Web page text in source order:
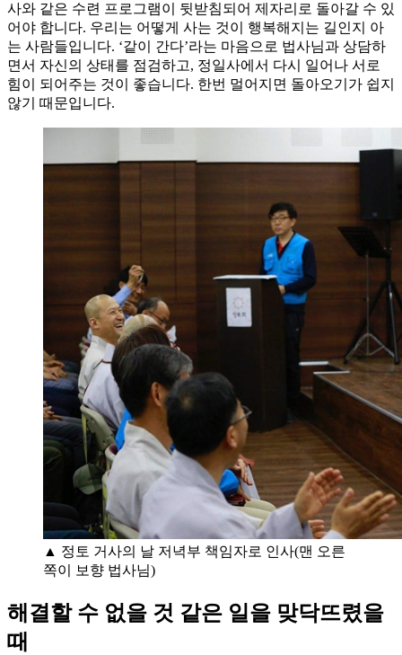
사와 같은 수련 프로그램이 뒷받침되어 제자리로 돌아갈 수 있
어야 합니다. 우리는 어떻게 사는 것이 행복해지는 길인지 아
는 사람들입니다. ‘같이 간다’라는 마음으로 법사님과 상담하
면서 자신의 상태를 점검하고, 정일사에서 다시 일어나 서로
힘이 되어주는 것이 좋습니다. 한번 멀어지면 돌아오기가 쉽지
않기 때문입니다.
▲ 정토 거사의 날 저녁부 책임자로 인사(맨 오른
쪽이 보향 법사님)
해결할 수 없을 것 같은 일을 맞닥뜨렸을
때